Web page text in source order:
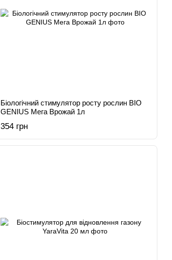
Біологічний стимулятор росту рослин BIO
GENIUS Мега Врожай 1л
354 грн